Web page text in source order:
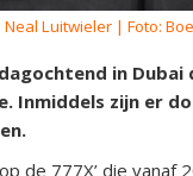
Neal Luitwieler | Foto:
in
Inmiddels zijn er
de 777X’ die vanaf